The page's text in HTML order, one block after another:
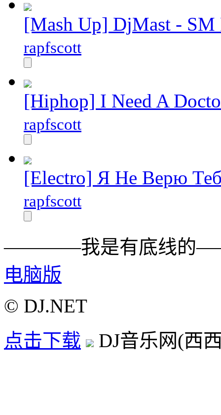
[Mash Up] DjMast - SM
rapfscott
[Hiphop] I Need A
rapfscott
[Electro] Я Не Верю
rapfscott
————我是有底线
电脑版
© DJ.NET
点击下载
DJ音乐网(西